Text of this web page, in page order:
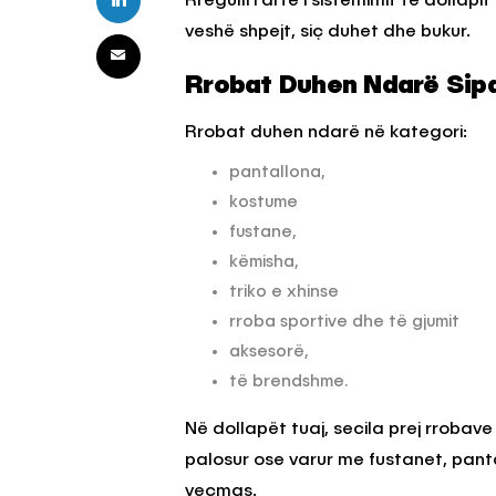
veshë shpejt, siç duhet dhe bukur.
Rrobat Duhen Ndarë
Rrobat duhen ndarë në kategori:
pantallona,
kostume
fustane,
këmisha,
triko e xhinse
rroba sportive dhe të gjumit
aksesorë,
të brendshme.
Në dollapët tuaj, secila prej
palosur ose varur me fustanet,
veçmas.
KËSHILLA & IDE
Letrën e Aluminit